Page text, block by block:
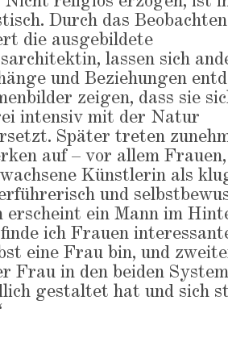
Durch das
die ausgebildete
lassen sich
und Beziehungen
zeigen, dass sie
intensiv mit der Natur
Später treten
auf – vor allem
Künstlerin als
und
erscheint ein Mann im
ich Frauen
eine Frau bin, und
Frau in den beiden
gestaltet hat und sich